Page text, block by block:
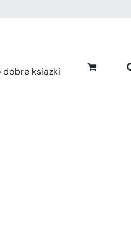
dobre książki